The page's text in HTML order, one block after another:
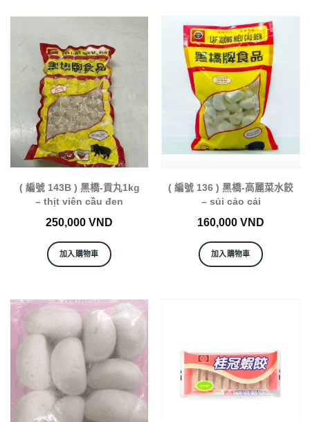
( 編號 143B ) 黑橋-貢丸1kg
– thịt viên cầu đen
250,000 VND
加入購物車
( 編號 136 ) 黑橋-高麗菜水餃
– sủi cảo cải
160,000 VND
加入購物車